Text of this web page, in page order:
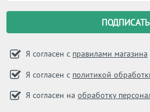
Я согласен с правилами магазина
Я согласен с политикой
Я согласен на обработку